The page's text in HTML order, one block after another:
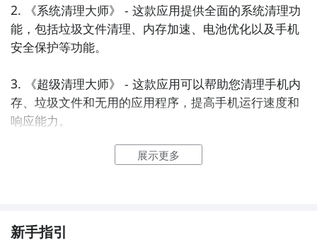
2. 《系统清理大师》 - 这款应用提供全面的系统清理功
能，包括垃圾文件清理、内存加速、电池优化以及手机
安全保护等功能。
3. 《超级清理大师》 - 这款应用可以帮助您清理手机内
存、垃圾文件和无用的应用程序，提高手机运行速度和
响应能力。
4. 《一键优化大师》 - 这款应用提供一键优化功能，可
5. 《极速清理器》 - 这款应用具有强大的清理和优化功
展示更多
新手指引